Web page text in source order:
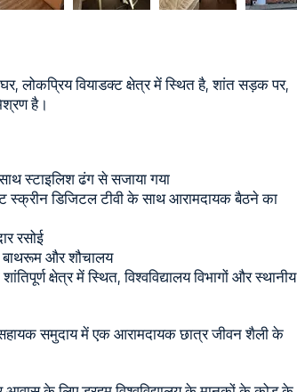
लोकप्रिय वियाडक्ट क्षेत्र में स्थित है, शांत सड़क पर,
है।
स्टाइलिश ढंग से सजाया गया
डिजिटल टीवी के साथ आरामदायक बैठने का
रसोई
बाथरूम और शौचालय
क्षेत्र में स्थित, विश्वविद्यालय विभागों और स्थानीय
समुदाय में एक आरामदायक छात्र जीवन शैली के